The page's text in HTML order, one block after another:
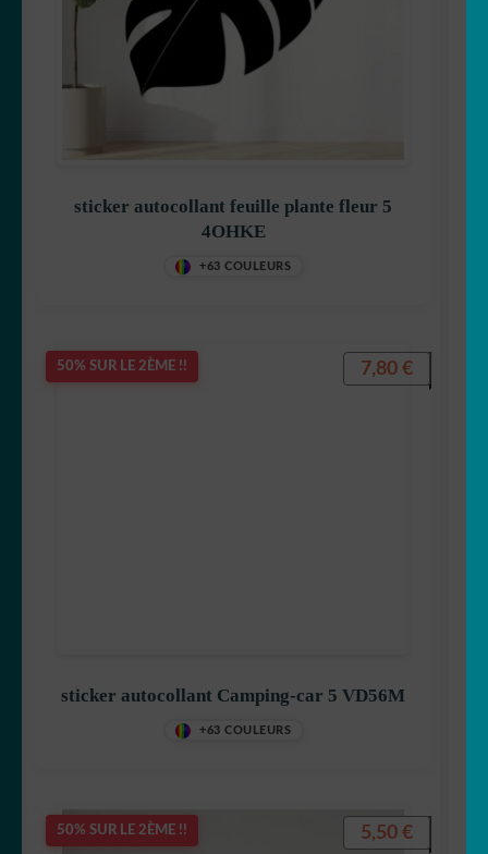
sticker autocollant feuille plante fleur 5
4OHKE
+63 COULEURS
50% SUR LE 2ÈME !!
sticker autocollant Camping-car 5 VD56M
+63 COULEURS
7,80 €
50% SUR LE 2ÈME !! 5,50 €